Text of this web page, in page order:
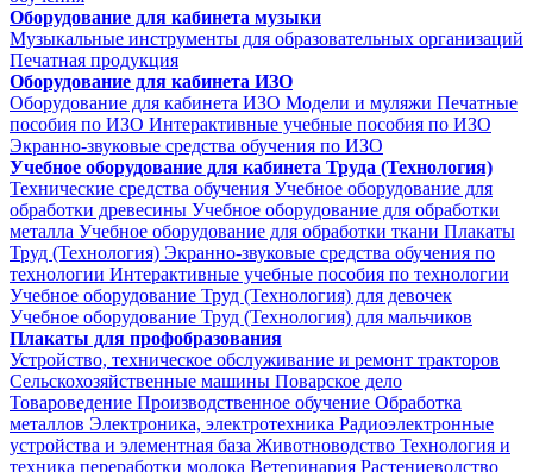
Оборудование для кабинета музыки
Музыкальные инструменты для образовательных организаций
Печатная продукция
Оборудование для кабинета ИЗО
Оборудование для кабинета ИЗО Модели и муляжи Печатные
пособия по ИЗО Интерактивные учебные пособия по ИЗО
Экранно-звуковые средства обучения по ИЗО
Учебное оборудование для кабинета Труда (Технология)
Технические средства обучения Учебное оборудование для
обработки древесины Учебное оборудование для обработки
металла Учебное оборудование для обработки ткани Плакаты
Труд (Технология) Экранно-звуковые средства обучения по
технологии Интерактивные учебные пособия по технологии
Учебное оборудование Труд (Технология) для девочек
Учебное оборудование Труд (Технология) для мальчиков
Плакаты для профобразования
Устройство, техническое обслуживание и ремонт тракторов
Сельскохозяйственные машины Поварское дело
Товароведение Производственное обучение Обработка
металлов Электроника, электротехника Радиоэлектронные
устройства и элементная база Животноводство Технология и
техника переработки молока Ветеринария Растениеводство